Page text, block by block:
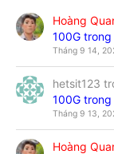
Hoàng
100G
Tháng 9 14,
hetsit123
100G
Tháng 9 13,
Hoàng